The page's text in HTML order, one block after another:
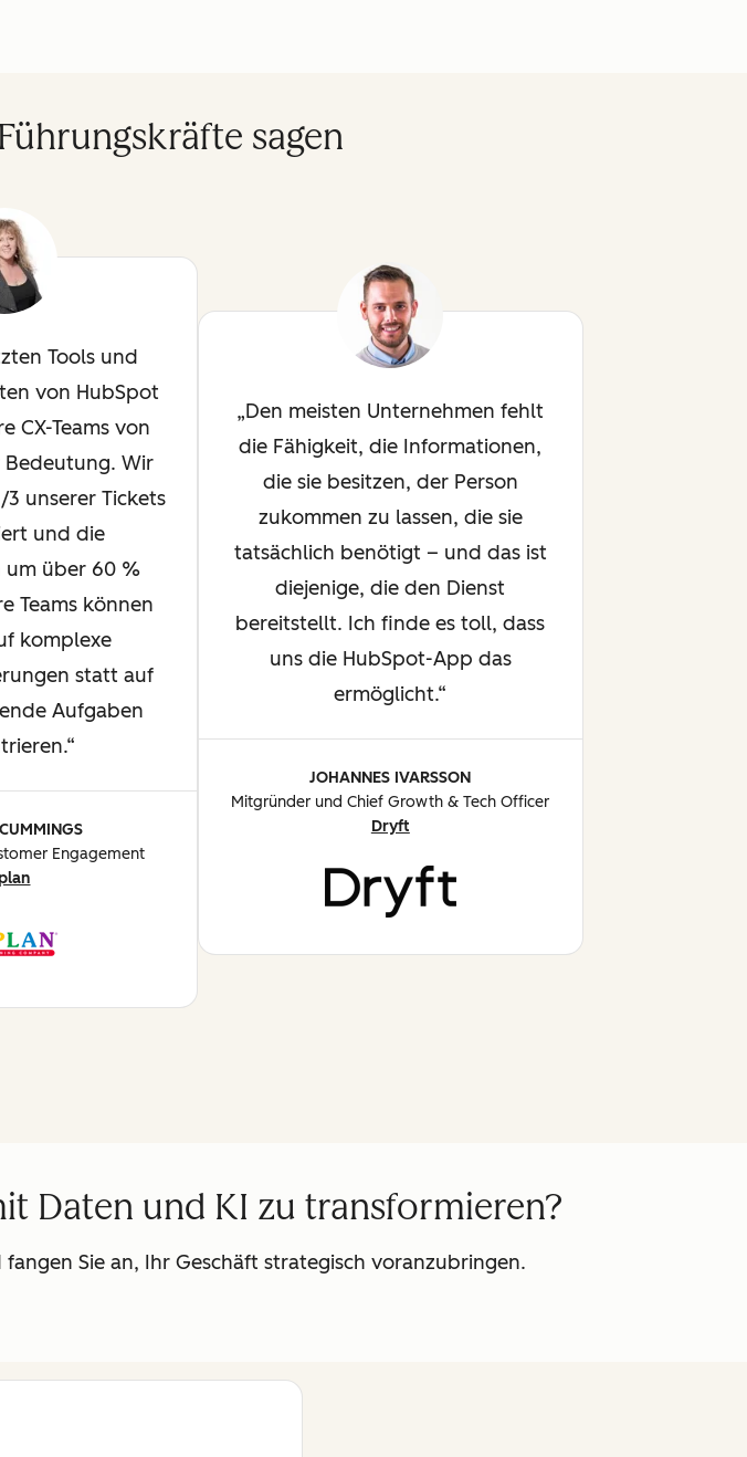
sagen
Tools und
von HubSpot
CX-Teams von
Wir
3 unserer Tickets
und die
um über 60 %
Teams können
komplexe
statt auf
Aufgaben
Engagement
Den meisten Unternehmen fehlt
die Fähigkeit, die Informationen,
die sie besitzen, der Person
zukommen zu lassen, die sie
tatsächlich benötigt – und das ist
diejenige, die den Dienst
bereitstellt. Ich finde es toll, dass
uns die HubSpot-App das
ermöglicht.
JOHANNES IVARSSON
Mitgründer und Chief Growth & Tech Officer
Dryft
Daten und KI zu transformieren?
Sie an, Ihr Geschäft strategisch voranzubringen.